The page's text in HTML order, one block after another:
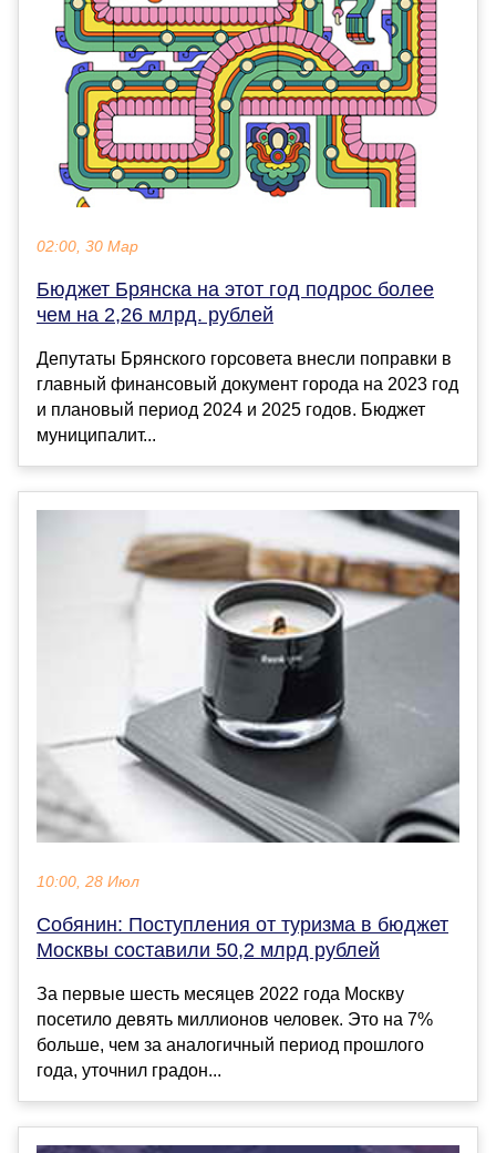
02:00, 30 Мар
Бюджет Брянска на этот год подрос более
чем на 2,26 млрд. рублей
Депутаты Брянского горсовета внесли поправки в
главный финансовый документ города на 2023 год
и плановый период 2024 и 2025 годов. Бюджет
муниципалит...
10:00, 28 Июл
Собянин: Поступления от туризма в бюджет
Москвы составили 50,2 млрд рублей
За первые шесть месяцев 2022 года Москву
посетило девять миллионов человек. Это на 7%
больше, чем за аналогичный период прошлого
года, уточнил градон...